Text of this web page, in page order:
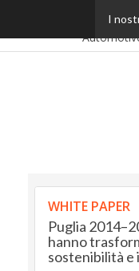
I
Ultimi
Proptech
WHITE PAPER
Puglia
hanno
sostenibilità e